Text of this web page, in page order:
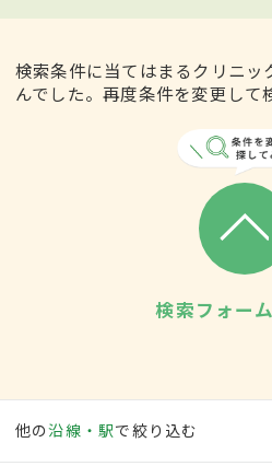
検索条件に当てはまるクリニッ
んでした。再度条件を変更して
検索フォー
他の沿線・駅で絞り込む